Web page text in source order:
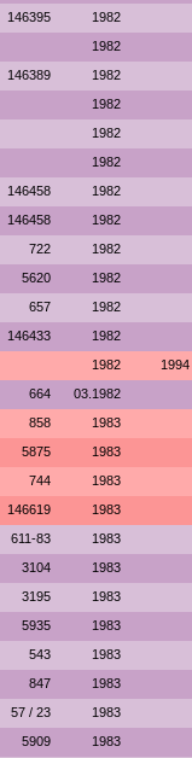
146395 1982
1982
146389 1982
1982
1982
1982
146458 1982
146458 1982
722 1982
5620 1982
657 1982
146433 1982
1982 1994
664 03.1982
858 1983
5875 1983
744 1983
146619 1983
611-83 1983
3104 1983
3195 1983
5935 1983
543 1983
847 1983
57 / 23 1983
5909 1983